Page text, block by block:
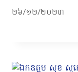
២៦/១២/២០២៣